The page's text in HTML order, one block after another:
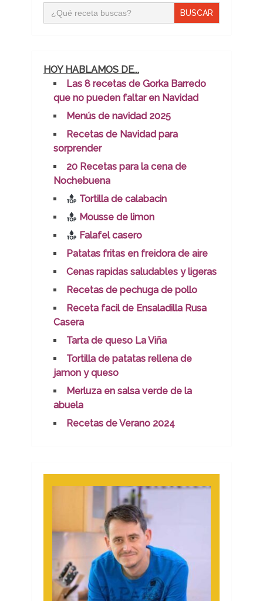
Buscar:
HOY HABLAMOS DE...
Las 8 recetas de Gorka Barredo
que no pueden faltar en Navidad
Menús de navidad 2025
Recetas de Navidad para
sorprender
20 Recetas para la cena de
Nochebuena
Tortilla de calabacin
Mousse de limon
Falafel casero
Patatas fritas en freidora de aire
Cenas rapidas saludables y ligeras
Recetas de pechuga de pollo
Receta facil de Ensaladilla Rusa
Casera
Tarta de queso La Viña
Tortilla de patatas rellena de
jamon y queso
Merluza en salsa verde de la
abuela
Recetas de Verano 2024